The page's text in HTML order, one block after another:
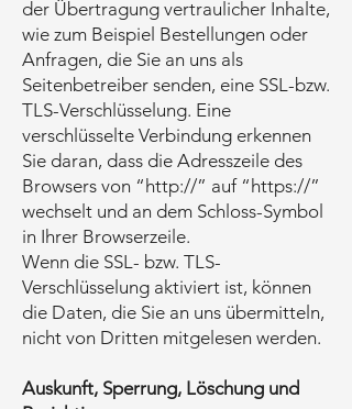
der Übertragung vertraulicher Inhalte,
wie zum Beispiel Bestellungen oder
Anfragen, die Sie an uns als
Seitenbetreiber senden, eine SSL-bzw.
TLS-Verschlüsselung. Eine
verschlüsselte Verbindung erkennen
Sie daran, dass die Adresszeile des
Browsers von “http://” auf “https://”
wechselt und an dem Schloss-Symbol
in Ihrer Browserzeile.
Wenn die SSL- bzw. TLS-
Verschlüsselung aktiviert ist, können
die Daten, die Sie an uns übermitteln,
nicht von Dritten mitgelesen werden.
Auskunft, Sperrung, Löschung und